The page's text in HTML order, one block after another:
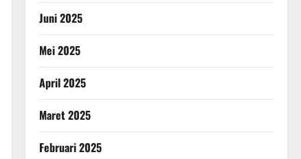
Juni 2025
Mei 2025
April 2025
Maret 2025
Februari 2025